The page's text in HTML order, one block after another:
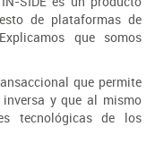
de plataformas de
que somos
que permite
y que al mismo
tecnológicas de los